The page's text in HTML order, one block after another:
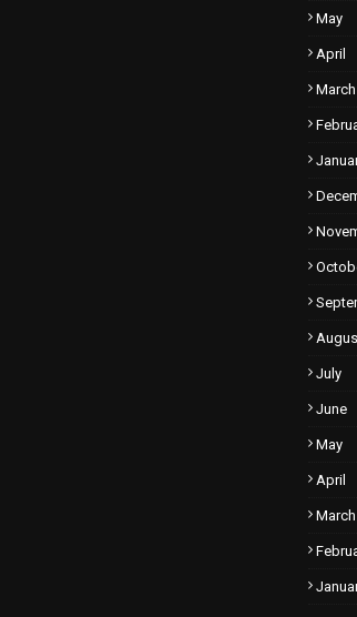
May
April
March
July
June
May
April
March